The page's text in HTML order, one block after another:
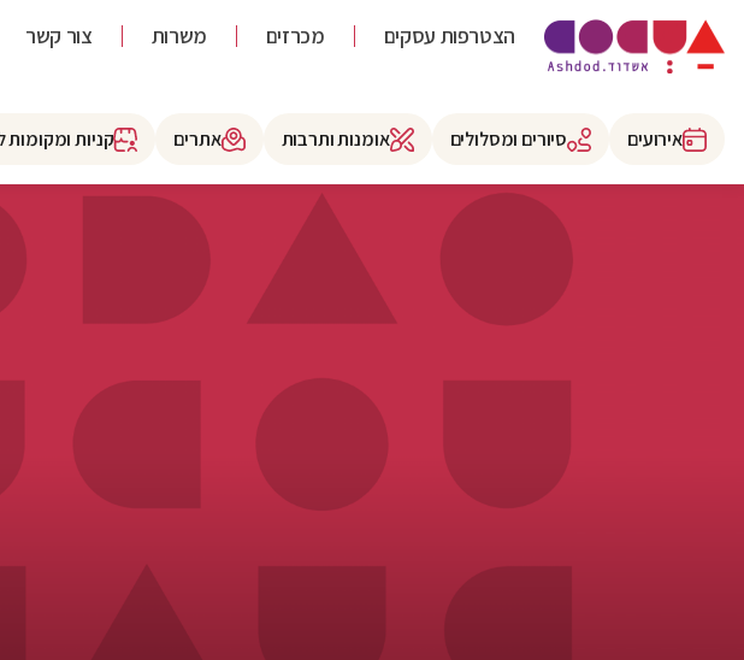
הצטרפות עסקים מכרזים משרות צור קשר
אירועים סיורים ומסלולים אומנות ותרבות אתרים קניות ומקומות